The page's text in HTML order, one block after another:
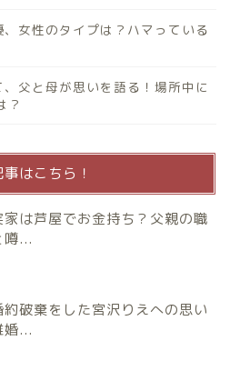
女性のタイプは？ハマっている
父と母が思いを語る！場所中に
？
はこちら！
家は芦屋でお金持ち？父親の職
噂...
約破棄をした宮沢りえへの思い
婚...